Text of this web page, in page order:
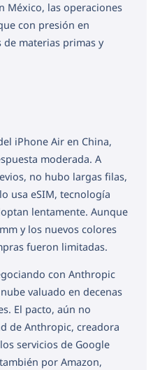
México, las operaciones
con presión en
de materias primas y
iPhone Air en China,
moderada. A
no hubo largas filas,
usa eSIM, tecnología
lentamente. Aunque
y los nuevos colores
fueron limitadas.
con Anthropic
valuado en decenas
El pacto, aún no
de Anthropic, creadora
servicios de Google
por Amazon,